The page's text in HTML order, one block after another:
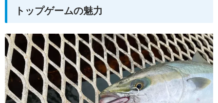
トップゲームの魅力